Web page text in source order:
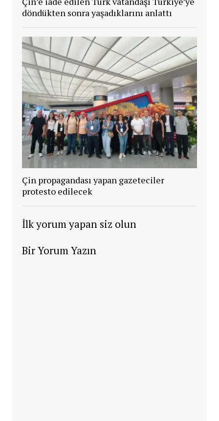
döndükten sonra yaşadıklarını anlattı
Çin propagandası yapan gazeteciler
protesto edilecek
İlk yorum yapan siz olun
Bir Yorum Yazın